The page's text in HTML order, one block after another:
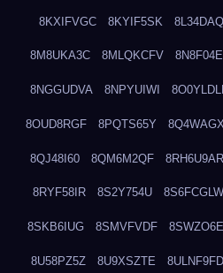
8KXIFVGC 8KYIF5SK
8M8UKA3C 8MLQKCFV
8NGGUDVA 8NPYUIWI
8OUD8RGF 8PQTS65Y
8QJ48I60 8QM6M2QF 8RH6U9AR
8RYF58IR 8S2Y754U 8S6FCGLW
8SKB6IUG 8SMVFVDF
8U58PZ5Z 8U9XSZTE 8ULNF9FD